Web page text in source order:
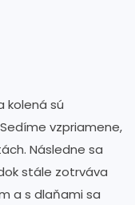
kolená sú
vzpriamene,
Následne sa
stále zotrváva
a s dlaňami sa